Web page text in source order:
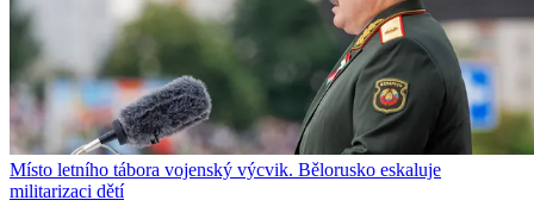
Místo letního tábora vojenský výcvik. Bělorusko eskaluje
militarizaci dětí